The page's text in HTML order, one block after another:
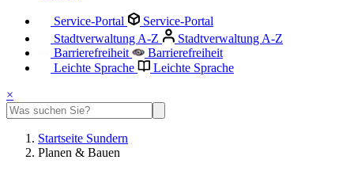
Service-Portal
Service-Portal
Stadtverwaltung A-Z
Stadtverwaltung A-Z
Barrierefreiheit
Barrierefreiheit
Leichte Sprache
Leichte Sprache
×
Startseite Sundern
Planen & Bauen